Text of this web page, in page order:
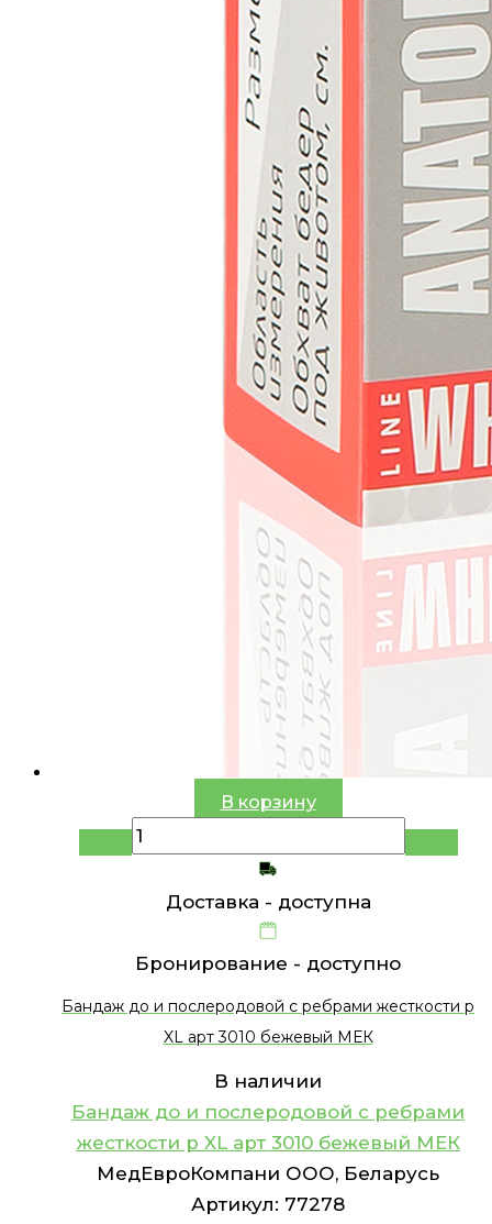
В корзину
Доставка - доступна
Бронирование - доступно
Бандаж до и послеродовой с ребрами жесткости р
XL арт 3010 бежевый МЕК
В наличии
Бандаж до и послеродовой с ребрами
жесткости р XL арт 3010 бежевый МЕК
МедЕвроКомпани ООО, Беларусь
Артикул: 77278